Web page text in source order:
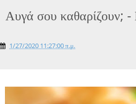
Αυγά σου καθαρίζουν;
1/27/2020 11:27:00 π.μ.